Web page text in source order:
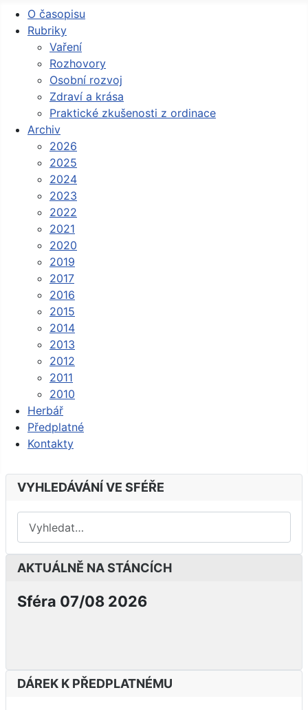
O časopisu
Rubriky
Vaření
Rozhovory
Osobní rozvoj
Zdraví a krása
Praktické zkušenosti z ordinace
Archiv
2026
2025
2024
2023
2022
2021
2020
2019
2017
2016
2015
2014
2013
2012
2011
2010
Herbář
Předplatné
Kontakty
VYHLEDÁVÁNÍ VE SFÉŘE
AKTUÁLNĚ NA STÁNCÍCH
Sféra 07/08 2026
DÁREK K PŘEDPLATNÉMU